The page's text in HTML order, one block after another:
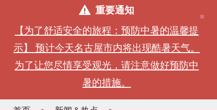
重要通知
【为了舒适安全的旅程：预防中暑的温馨提
示】 预计今天名古屋市内将出现酷暑天气。
为了让您尽情享受观光，请注意做好预防中
暑的措施。